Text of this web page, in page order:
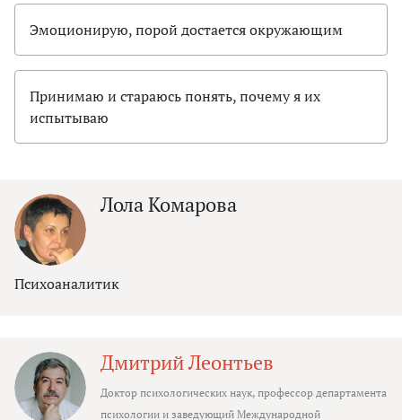
Эмоционирую, порой достается окружающим
Принимаю и стараюсь понять, почему я их
испытываю
Лола Комарова
Психоаналитик
Дмитрий Леонтьев
Доктор психологических наук, профессор департамента
психологии и заведующий Международной